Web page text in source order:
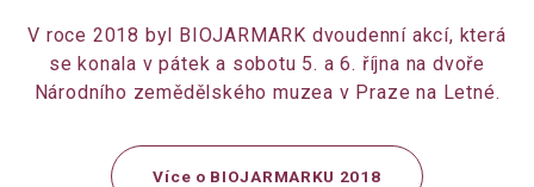
V roce 2018 byl BIOJARMARK dvoudenní akcí, která
se konala v pátek a sobotu 5. a 6. října na dvoře
Národního zemědělského muzea v Praze na Letné.
Více o BIOJARMARKU 2018